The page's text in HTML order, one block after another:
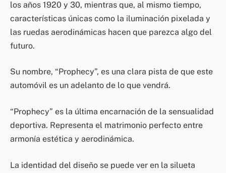
los años 1920 y 30, mientras que, al mismo tiempo,
características únicas como la iluminación pixelada y
las ruedas aerodinámicas hacen que parezca algo del
futuro.
Su nombre, “Prophecy”, es una clara pista de que este
automóvil es un adelanto de lo que vendrá.
“Prophecy” es la última encarnación de la sensualidad
deportiva. Representa el matrimonio perfecto entre
armonía estética y aerodinámica.
La identidad del diseño se puede ver en la silueta